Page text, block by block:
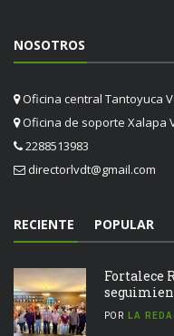
NOSOTROS
Oficina central Tantoyuca
Oficina de soporte Xalapa
2288513983
directorlvdt@gmail.com
RECIENTE POPULAR
Fortalece
POR LA